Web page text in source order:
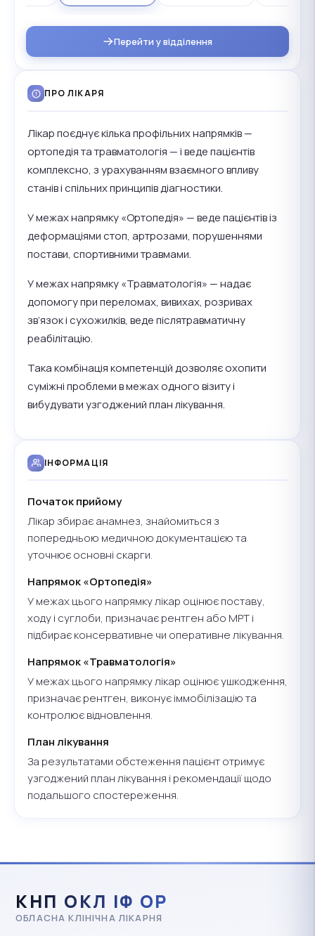
Перейти у відділення
ПРО ЛІКАРЯ
Лікар поєднує кілька профільних напрямків —
ортопедія та травматологія — і веде пацієнтів
комплексно, з урахуванням взаємного впливу
станів і спільних принципів діагностики.
У межах напрямку «Ортопедія» — веде пацієнтів із
деформаціями стоп, артрозами, порушеннями
постави, спортивними травмами.
У межах напрямку «Травматологія» — надає
допомогу при переломах, вивихах, розривах
зв’язок і сухожилків, веде післятравматичну
реабілітацію.
Така комбінація компетенцій дозволяє охопити
суміжні проблеми в межах одного візиту і
вибудувати узгоджений план лікування.
ІНФОРМАЦІЯ
Початок прийому
Лікар збирає анамнез, знайомиться з
попередньою медичною документацією та
уточнює основні скарги.
Напрямок «Ортопедія»
У межах цього напрямку лікар оцінює поставу,
ходу і суглоби, призначає рентген або МРТ і
підбирає консервативне чи оперативне лікування.
Напрямок «Травматологія»
У межах цього напрямку лікар оцінює ушкодження,
призначає рентген, виконує іммобілізацію та
контролює відновлення.
План лікування
За результатами обстеження пацієнт отримує
узгоджений план лікування і рекомендації щодо
подальшого спостереження.
КНП ОКЛ ІФ ОР
ОБЛАСНА КЛІНІЧНА ЛІКАРНЯ